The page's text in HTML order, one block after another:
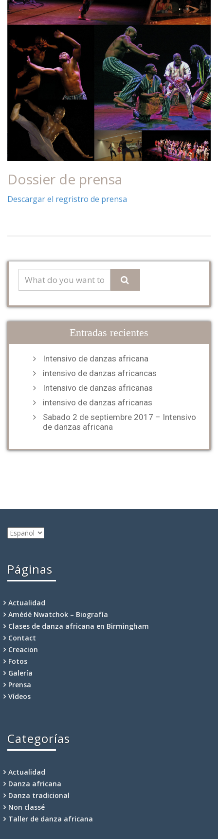
Dossier de prensa
Descargar el regristro de prensa
Entradas recientes
Intensivo de danzas africana
intensivo de danzas africancas
Intensivo de danzas africanas
intensivo de danzas africanas
Sabado 2 de septiembre 2017 – Intensivo
de danzas africana
Elegir
un
Páginas
Actualidad
Amédé Nwatchok – Biografía
Clases de danza africana en Birmingham
Contact
Creacion
Fotos
Galería
Prensa
Vídeos
Categorías
Actualidad
Danza africana
Danza tradicional
Non classé
Taller de danza africana